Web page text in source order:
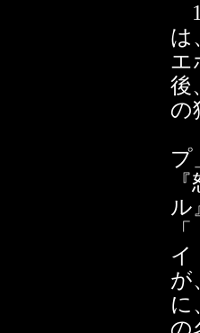
は
エ
後
の
プ
ル
イ
が
に